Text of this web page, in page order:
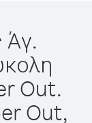
Άγ.
Out.
Out,